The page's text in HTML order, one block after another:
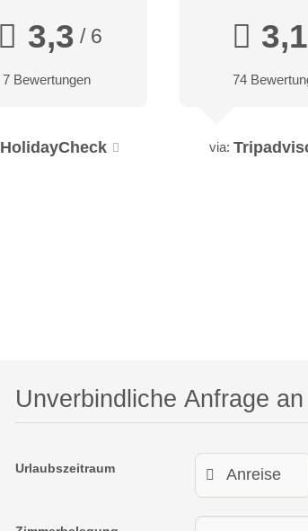
3,3 / 6
7 Bewertungen
HolidayCheck
3,1
74
via:
Unverbindliche Anfrage an
Urlaubszeitraum